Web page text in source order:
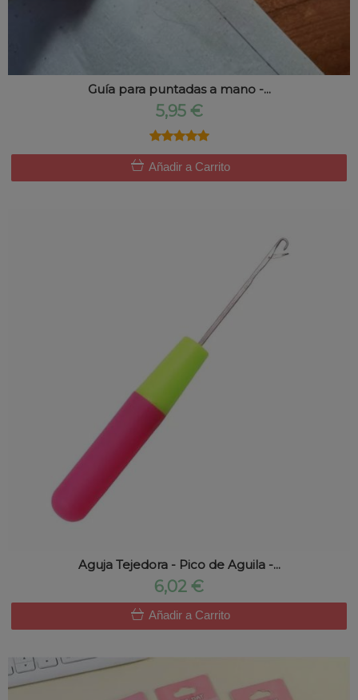
Guía para puntadas a mano -...
5,95 €
★★★★★
★★★★★
Añadir a Carrito
Aguja Tejedora - Pico de Aguila -...
6,02 €
Añadir a Carrito